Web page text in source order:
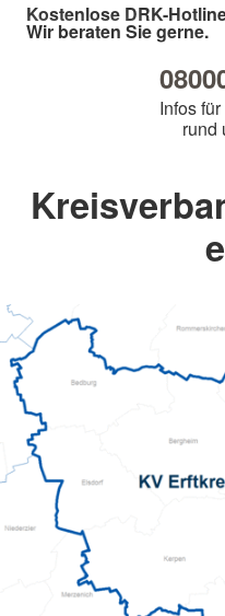
Kostenlose DRK-
Wir beraten Sie gerne.
Infos
rund